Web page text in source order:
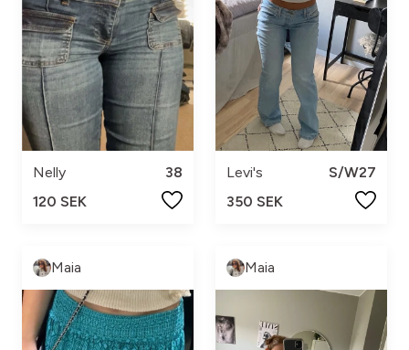
Nelly
38
120 SEK
Levi's
S/W27
350 SEK
Maia Maia